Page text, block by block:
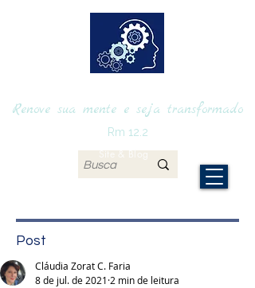
Renove sua mente e seja transformado
Site & Blog
Rm 12.2
Post
Cláudia Zorat C. Faria
8 de jul. de 2021 2 min de leitura